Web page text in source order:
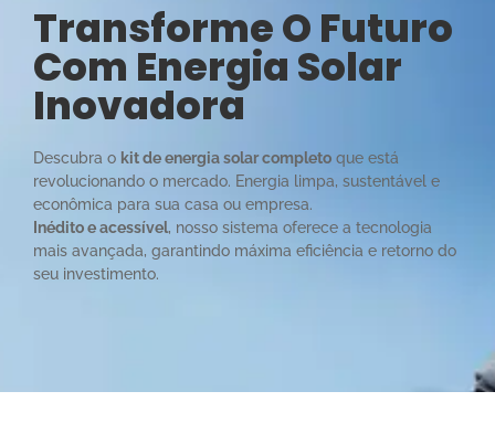
Transforme O Futuro
Com Energia Solar
Inovadora
Descubra o kit de energia solar completo que está
revolucionando o mercado. Energia limpa, sustentável e
econômica para sua casa ou empresa.
Inédito e acessível, nosso sistema oferece a tecnologia
mais avançada, garantindo máxima eficiência e retorno do
seu investimento.